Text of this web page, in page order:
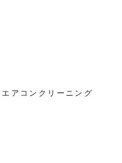
アコンクリーニング